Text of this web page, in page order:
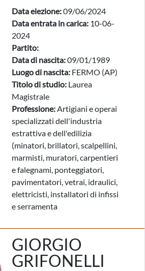
Data elezione:09/06/2024
Data entrata in carica: 10-06-
2024
Partito:
Data di nascita:09/01/1989
Luogo di nascita: FERMO (AP)
Titolo di studio: Laurea
Magistrale
Professione:Artigiani e operai
specializzati dell'industria
estrattiva e dell'edilizia
(minatori, brillatori, scalpellini,
marmisti, muratori, carpentieri
e falegnami, ponteggiatori,
pavimentatori, vetrai, idraulici,
elettricisti, installatori di infissi
e serramenta
GIORGIO
GRIFONELLI